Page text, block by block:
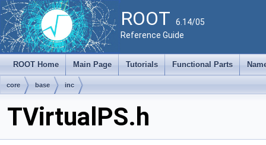
ROOT 6.14/05
Reference Guide
ROOT Home Main Page Tutorials Functional Parts
core base inc
TVirtualPS.h